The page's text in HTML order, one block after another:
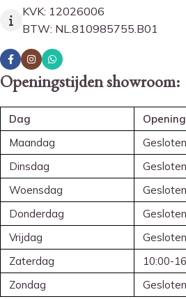
KVK: 12026006
BTW: NL.810985755.B01
Openingstijden showroom:
Dag
Maandag
Dinsdag
Woensdag
Donderdag
Vrijdag
Zaterdag
10:00-
Zondag